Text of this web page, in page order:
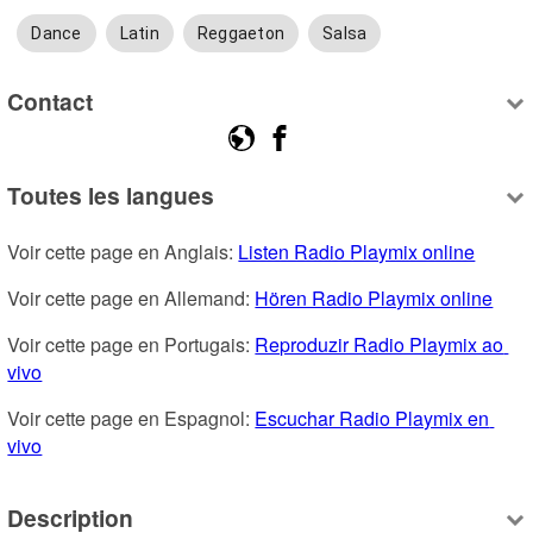
Dance Latin Reggaeton Salsa
Contact
Toutes les langues
Voir cette page en Anglais: Listen Radio Playmix online
Voir cette page en Allemand: Hören Radio Playmix online
Voir cette page en Portugais: Reproduzir Radio Playmix ao
vivo
Voir cette page en Espagnol: Escuchar Radio Playmix en
vivo
Description